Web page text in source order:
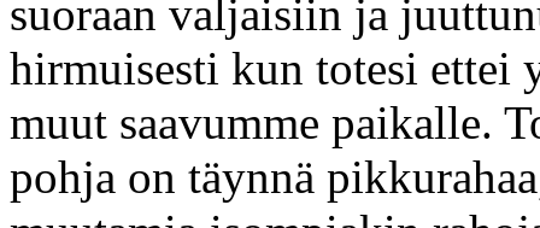
suoraan valjaisiin ja
hirmuisesti kun totesi ettei
muut saavumme paikalle.
pohja on täynnä